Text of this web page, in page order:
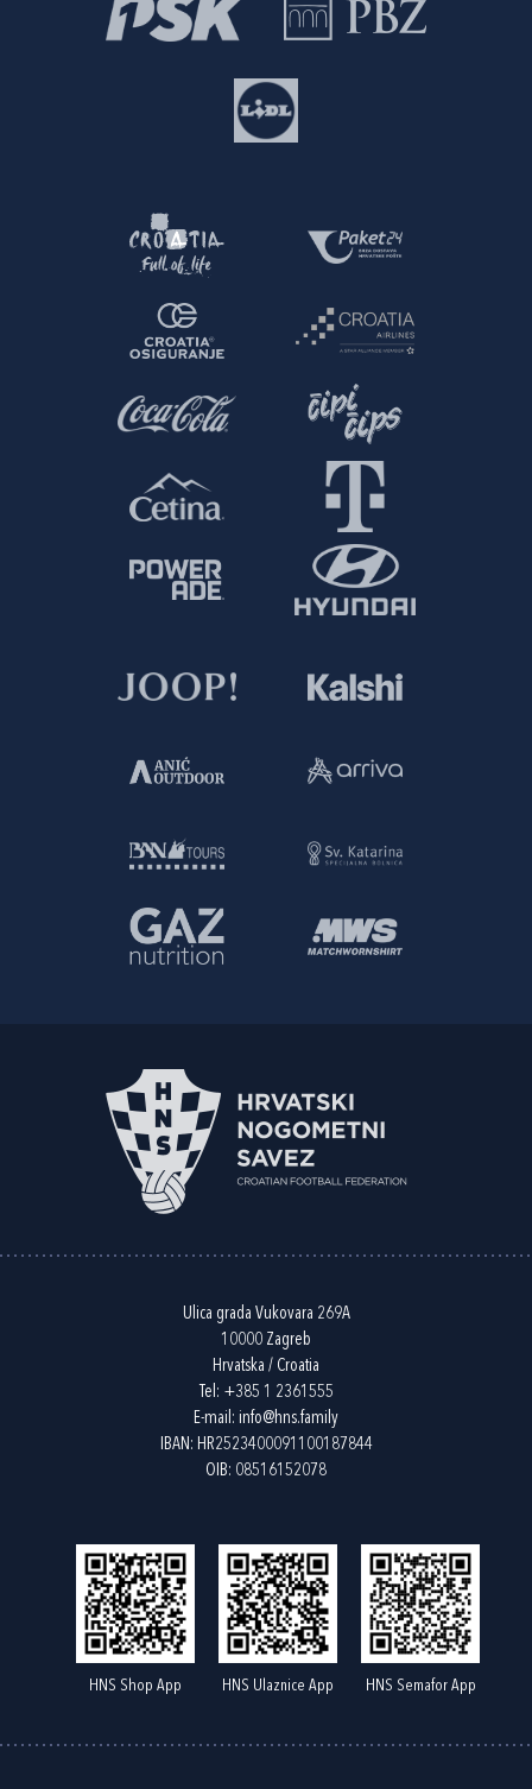
Ulica grada Vukovara 269A
10000 Zagreb
Hrvatska / Croatia
Tel: +385 1 2361555
E-mail: info@hns.family
IBAN: HR2523400091100187844
OIB: 08516152078
HNS Shop App HNS Ulaznice App HNS Semafor App